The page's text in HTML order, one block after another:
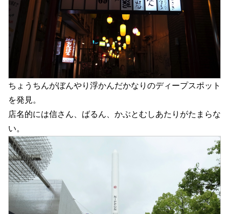
ちょうちんがぼんやり浮かんだかなりのディープスポット
を発見。
店名的には信さん、ばるん、かぶとむしあたりがたまらな
い。